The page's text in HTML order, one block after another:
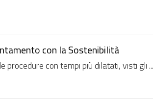
con la Sostenibilità
con tempi più dilatati, visti gli ...